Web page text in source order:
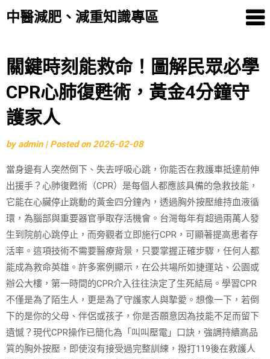
中醫減肥、減重知識專區
Skip
to
content
關鍵時刻能救命！圖解民眾必學
CPR心肺復甦術，黃金4分鐘守
護家人
byadmin | Posted on2026-02-08
當身邊有人突然倒下、失去呼吸心跳，你能否在救護車抵達前伸
出援手？心肺復甦術（CPR）是每個人都應該具備的急救技能，
它能在心臟停止跳動的黃金四分鐘內，透過胸外按壓維持血液循
環，為腦部與重要器官爭取存活機會。台灣每年有超過兩萬人發
生到院前心跳停止，而旁觀者立即施行CPR，可顯著提高患者存
活率。這項技術不需要醫療背景，只要掌握正確步驟，任何人都
能成為救命英雄。許多案例顯示，在公共場所如捷運站、公園或
辦公大樓，第一時間的CPR介入往往決定了生死結局。學習CPR
不僅是為了陌生人，更是為了守護家人與摯愛。想像一下，若倒
下的是你的父母、伴侶或孩子，你是否願意因為技能不足而留下
遺憾？現代CPR操作已簡化為「叫叫壓電」口訣，強調持續高品
質的胸外按壓，即使沒有接受過完整訓練，撥打119後在救護人